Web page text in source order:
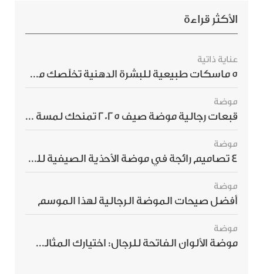
الأكثر قراءة
عناية ذاتية
5 ماسكات طبيعية للبشرة الدهنية تخلّصك من الحبوب بسرعة
موضة
قبعات رجالية موضة صيف 2025 تمنحك لمسة أناقة استثنائية
موضة
4 تصاميم رائجة في موضة الأحذية الصيفية للرجال هذا الموسم
موضة
أفضل صيحات الموضة الرجالية لهذا الموسم
موضة
موضة الألوان الفاتحة للرجال: اختيارك المثالي لإطلالة صيفية مبهرة